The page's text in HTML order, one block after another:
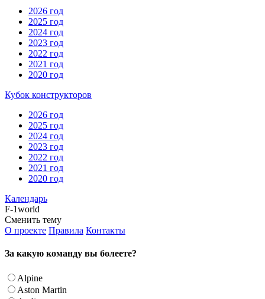
2026 год
2025 год
2024 год
2023 год
2022 год
2021 год
2020 год
Кубок конструкторов
2026 год
2025 год
2024 год
2023 год
2022 год
2021 год
2020 год
Календарь
F-1world
Сменить тему
О проекте Правила Контакты
За какую команду вы болеете?
Alpine
Aston Martin